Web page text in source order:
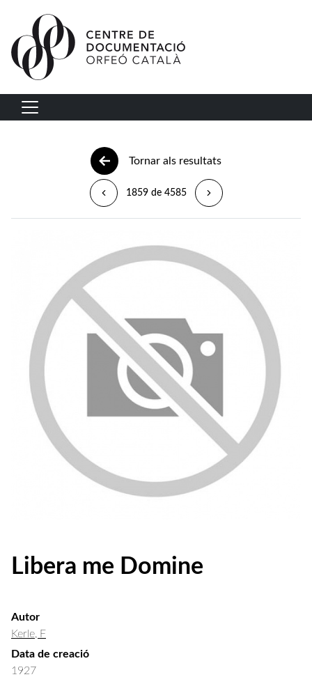
Vés al contingut
Navegació principal
Tornar als resultats
1859 de 4585
Libera me Domine
Autor
Kerle, F
Data de creació
1927